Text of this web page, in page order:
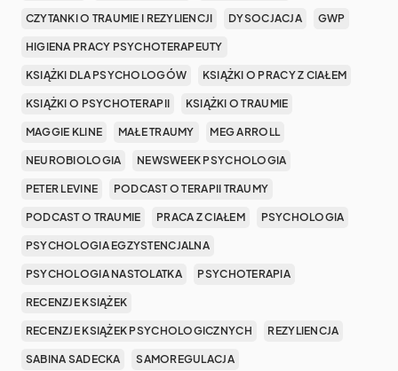
CZYTANKI O TRAUMIE I REZYLIENCJI DYSOCJACJA GWP
HIGIENA PRACY PSYCHOTERAPEUTY
KSIĄŻKI DLA PSYCHOLOGÓW KSIĄŻKI O PRACY Z CIAŁEM
KSIĄŻKI O PSYCHOTERAPII KSIĄŻKI O TRAUMIE
MAGGIE KLINE MAŁE TRAUMY MEG ARROLL
NEUROBIOLOGIA NEWSWEEK PSYCHOLOGIA
PETER LEVINE PODCAST O TERAPII TRAUMY
PODCAST O TRAUMIE PRACA Z CIAŁEM PSYCHOLOGIA
PSYCHOLOGIA EGZYSTENCJALNA
PSYCHOLOGIA NASTOLATKA PSYCHOTERAPIA
RECENZJE KSIĄŻEK
RECENZJE KSIĄŻEK PSYCHOLOGICZNYCH REZYLIENCJA
SABINA SADECKA SAMOREGULACJA